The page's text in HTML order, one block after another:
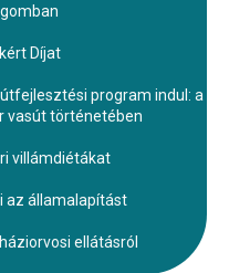
Díjat
program indul: a
vasút történetében
villámdiétákat
az államalapítást
ellátásról